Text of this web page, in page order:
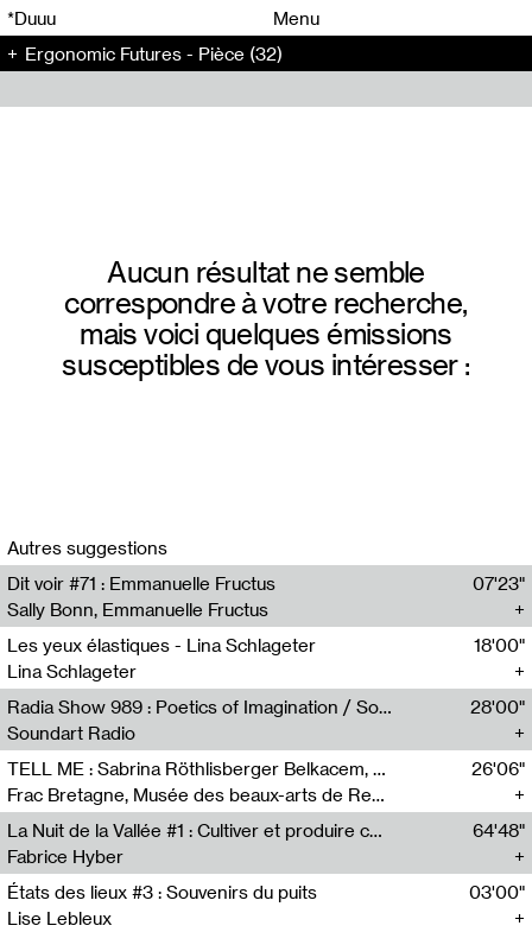
*Duuu
Menu
Ergonomic Futures - Pièce (32)
Aucun résultat ne semble
correspondre à votre recherche,
mais voici quelques émissions
susceptibles de vous intéresser :
Autres suggestions
Dit voir #71 : Emmanuelle Fructus
Sally Bonn, Emmanuelle Fructus
07'23"
Les yeux élastiques - Lina Schlageter
Lina Schlageter
18'00"
Radia Show 989 : Poetics of Imagination / Soundart Radio
Soundart Radio
28'00"
TELL ME : Sabrina Röthlisberger Belkacem, conversation avec Alice Malinge
Frac Bretagne, Musée des beaux-arts de Rennes
26'06"
La Nuit de la Vallée #1 : Cultiver et produire collectivement : quels modèles techniques, économiques et solidaires pour les agriculteur.ices ?
Fabrice Hyber
64'48"
États des lieux #3 : Souvenirs du puits
Lise Lebleux
03'00"
00 00